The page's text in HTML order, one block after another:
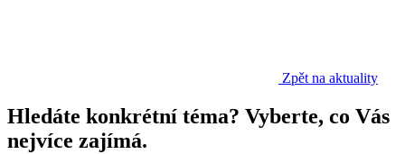
Zpět na aktuality
Hledáte konkrétní téma? Vyberte, co Vás
nejvíce zajímá.